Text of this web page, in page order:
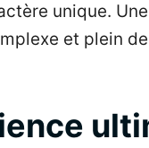
unique.
et plein